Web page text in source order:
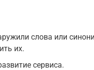
слова или
их.
сервиса.